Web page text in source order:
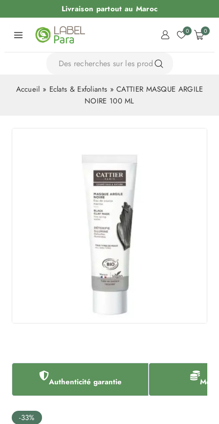
Livraison partout au Maroc
0 0
Accueil » Eclats & Exfoliants »CATTIER MASQUE ARGILE
NOIRE 100 ML
Authenticité garantie
-33%